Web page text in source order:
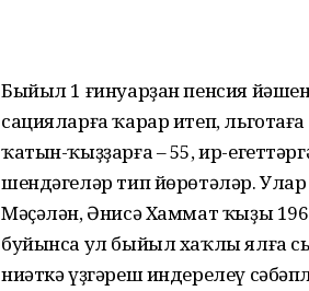
Быйыл 1 ғинуарҙан пенсия
сацияларға ҡарар итеп,
ҡатын-ҡыҙҙарға – 55, ир-
шендәгеләр тип йөрөтәләр. Улар
Мәҫәлән, Әнисә Хаммат ҡыҙы
буйынса ул быйыл хаҡлы ялға
ниәткә үҙгәреш индере­леү